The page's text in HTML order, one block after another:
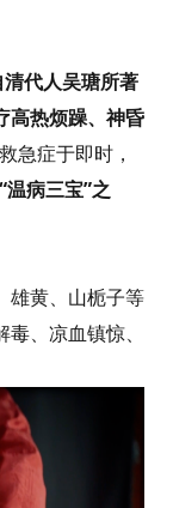
清代人吴瑭所著
高热烦躁、神昏
急症于即时，
“温病三宝”之
雄黄、山栀子等
、凉血镇惊、